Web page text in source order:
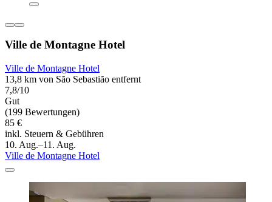
Ville de Montagne Hotel
Ville de Montagne Hotel
13,8 km von São Sebastião entfernt
7,8/10
Gut
(199 Bewertungen)
85 €
inkl. Steuern & Gebühren
10. Aug.–11. Aug.
Ville de Montagne Hotel